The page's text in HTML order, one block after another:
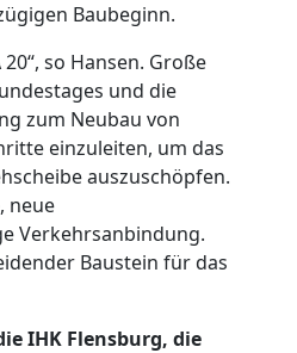
Baubeginn.
so Hansen. Große
und die
zum Neubau von
einzuleiten, um das
auszuschöpfen.
neue
Verkehrsanbindung.
Baustein für das
IHK Flensburg, die